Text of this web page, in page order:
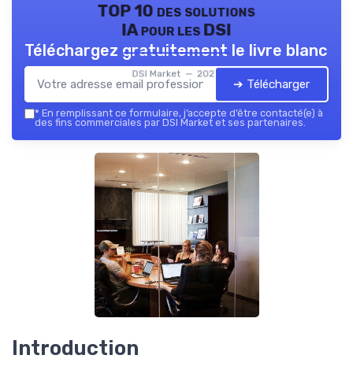
TOP 10 des solutions
IA pour les DSI
DSI Market — 2026
Téléchargez gratuitement le livre blanc
➔ Télécharger
* En remplissant ce formulaire, j’accepte d’être contacté(e) à
des fins commerciales par DSI Market et ses partenaires.
Introduction